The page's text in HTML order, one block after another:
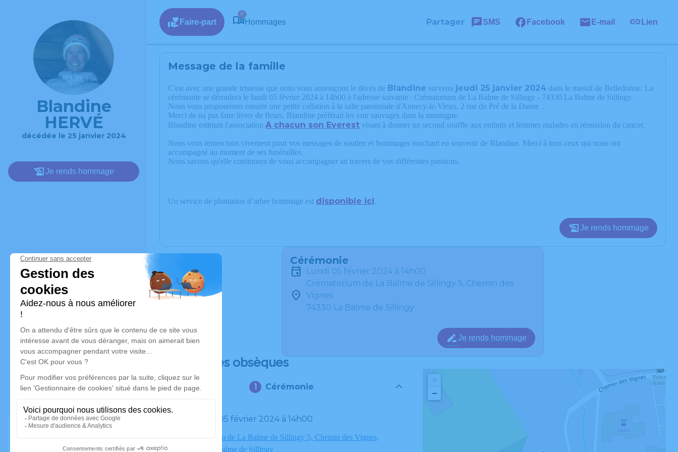
Blandine
HERVÉ
décédée le 25 janvier 2024
Je rends hommage
Faire-part
37
Hommages Partager SMS Facebook E-mail Lien
Message de la famille
C'est avec une grande tristesse que nous vous annonçons le décès de Blandine survenu jeudi 25 janvier 2024 dans le massif de Belledonne. La
cérémonie se déroulera le lundi 05 février 2024 à 14h00 à l'adresse suivante : Crématorium de La Balme de Sillingy - 74330 La Balme de Sillingy.
Nous vous proposerons ensuite une petite collation à la salle paroissiale d'Annecy-le-Vieux, 2 rue du Pré de la Danse .
Merci de na pas faire livrer de fleurs. Blandine préférait les voir sauvages dans la montagne.
Blandine estimait l'association A chacun son Everest visant à donner un second souffle aux enfants et femmes malades en rémission du cancer.
Nous vous remercions vivement pour vos messages de soutien et hommages touchant en souvenir de Blandine. Merci à tous ceux qui nous ont
accompagné au moment de ses funérailles.
Nous savons qu'elle continuera de vous accompagner au travers de vos différentes passions.
Un service de plantation d’arbre hommage est disponible ici.
Je rends hommage
Cérémonie
lundi 05 février 2024 à 14h00
Crématorium de La Balme de Sillingy 5, Chemin des
Vignes
74330 La Balme de Sillingy
Je rends hommage
Déroulé des obsèques
Cérémonie
Le lundi 05 février 2024 à 14h00
Crématorium de La Balme de Sillingy 5, Chemin des Vignes,
74330 La Balme de Sillingy
−